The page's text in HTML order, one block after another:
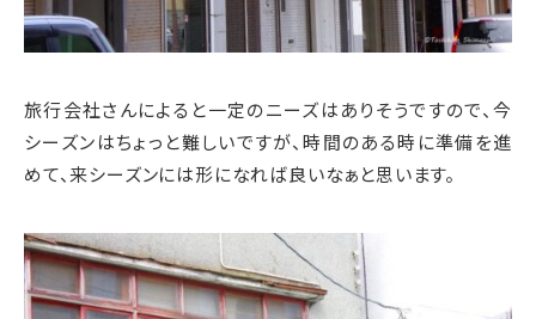
旅行会社さんによると一定のニーズはありそうですので、今
シーズンはちょっと難しいですが、時間のある時に準備を進
めて、来シーズンには形になれば良いなぁと思います。